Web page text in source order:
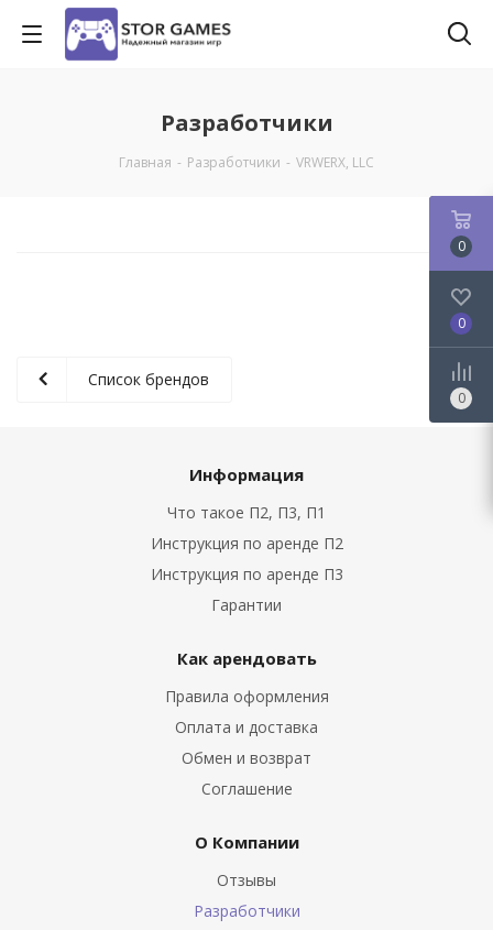
Разработчики
Главная - Разработчики - VRWERX, LLC
Список брендов
Информация
Что такое П2, П3, П1
Инструкция по аренде П2
Инструкция по аренде П3
Гарантии
Как арендовать
Правила оформления
Оплата и доставка
Обмен и возврат
Соглашение
О Компании
Отзывы
Разработчики
0
0
0